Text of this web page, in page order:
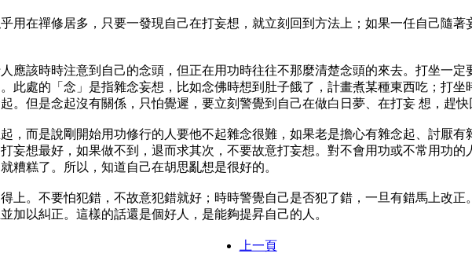
在禪修居多，只要一發現自己在打妄想，就立刻回到方法上；如果一任自己隨著
該時時注意到自己的念頭，但正在用功時往往不那麼清楚念頭的來去。打坐一定
此處的「念」是指雜念妄想，比如念佛時想到肚子餓了，計畫煮某種東西吃；打
。但是念起沒有關係，只怕覺遲，要立刻警覺到自己在做白日夢、在打妄 想，趕
而是說剛開始用功修行的人要他不起雜念很難，如果老是擔心有雜念起、討厭有
妄想最好，如果做不到，退而求其次，不要故意打妄想。對不會用功或不常用功
糟糕了。所以，知道自己在胡思亂想是很好的。
。不要怕犯錯，不故意犯錯就好；時時警覺自己是否犯了錯，一旦有錯馬上改正
加以糾正。這樣的話還是個好人，是能夠提昇自己的人。
上一頁